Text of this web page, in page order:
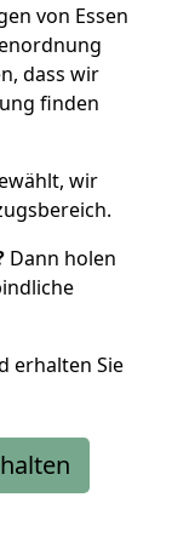
von Essen
dass wir
finden
wir
Dann holen
erhalten Sie